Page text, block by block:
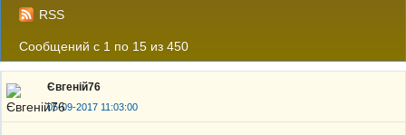
RSS
Сообщений с 1 по 15 из 450
Євгеній76
05-09-2017 11:03:00